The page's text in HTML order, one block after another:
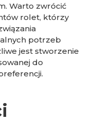
Warto zwrócić
rolet, którzy
potrzeb
jest stworzenie
do